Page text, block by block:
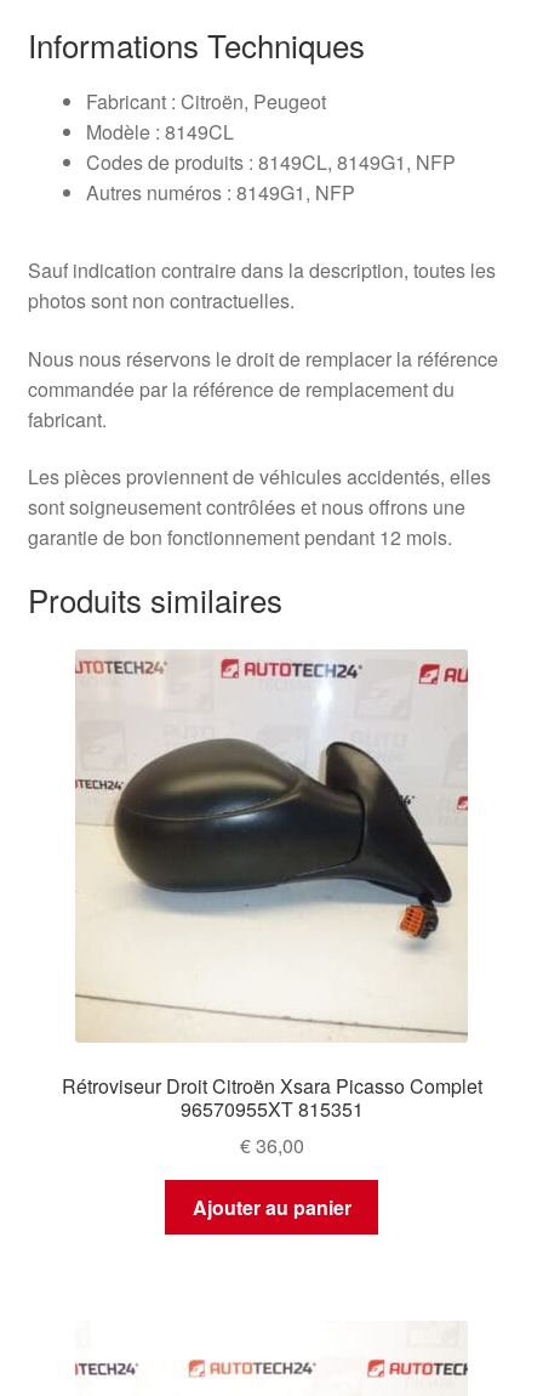
Informations Techniques
Fabricant : Citroën, Peugeot
Modèle : 8149CL
Codes de produits : 8149CL, 8149G1, NFP
Autres numéros : 8149G1, NFP
Sauf indication contraire dans la description, toutes les
photos sont non contractuelles.
Nous nous réservons le droit de remplacer la référence
commandée par la référence de remplacement du
fabricant.
Les pièces proviennent de véhicules accidentés, elles
sont soigneusement contrôlées et nous offrons une
garantie de bon fonctionnement pendant 12 mois.
Produits similaires
Rétroviseur Droit Citroën Xsara Picasso Complet
96570955XT 815351
€36,00
Ajouter au panier